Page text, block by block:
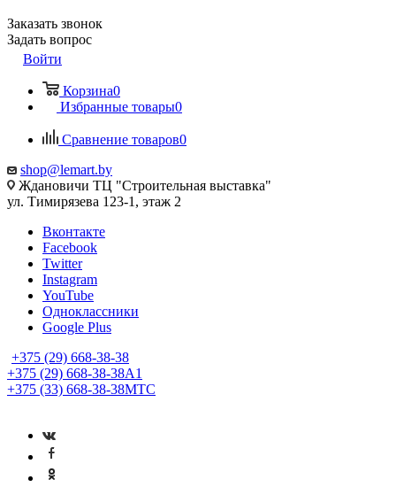
Заказать звонок
Задать вопрос
Войти
Корзина0
Избранные товары0
Сравнение товаров0
shop@lemart.by
Ждановичи ТЦ "Строительная выставка"
ул. Тимирязева 123-1, этаж 2
Вконтакте
Facebook
Twitter
Instagram
YouTube
Одноклассники
Google Plus
+375 (29) 668-38-38
+375 (29) 668-38-38A1
+375 (33) 668-38-38МТС